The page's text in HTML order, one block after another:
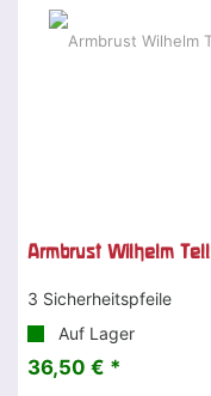
Armbrust Wilhelm Tell
3 Sicherheitspfeile
Auf Lager
36,50 € *